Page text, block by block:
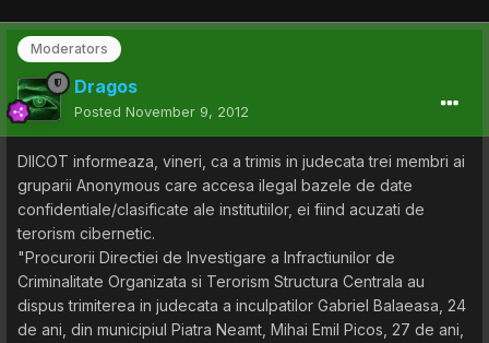
Moderators
Dragos
Posted November 9, 2012
DIICOT informeaza, vineri, ca a trimis in judecata trei membri ai
gruparii Anonymous care accesa ilegal bazele de date
confidentiale/clasificate ale institutiilor, ei fiind acuzati de
terorism cibernetic.
"Procurorii Directiei de Investigare a Infractiunilor de
Criminalitate Organizata si Terorism Structura Centrala au
dispus trimiterea in judecata a inculpatilor Gabriel Balaeasa, 24
de ani, din municipiul Piatra Neamt, Mihai Emil Picos, 27 de ani,